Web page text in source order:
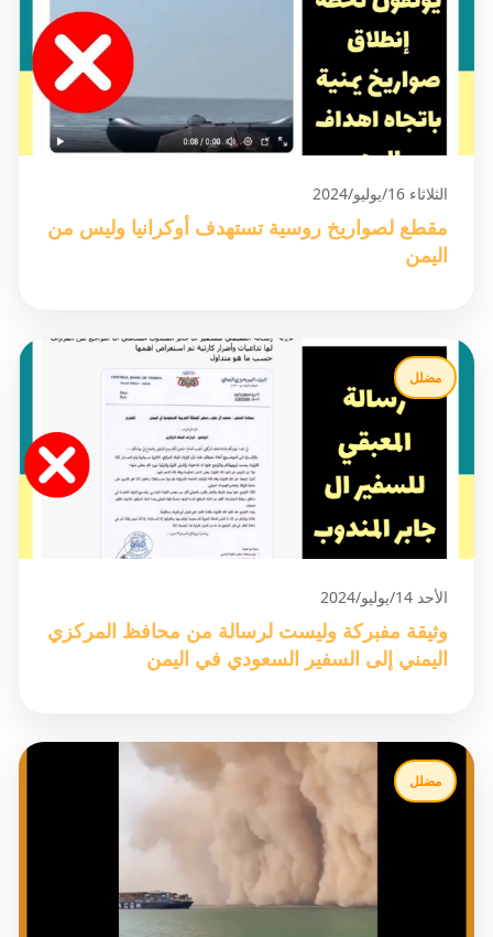
الثلاثاء 16/يوليو/2024
مقطع لصواريخ روسية تستهدف أوكرانيا وليس من
اليمن
مضلل
الأحد 14/يوليو/2024
وثيقة مفبركة وليست لرسالة من محافظ المركزي
اليمني إلى السفير السعودي في اليمن
مضلل